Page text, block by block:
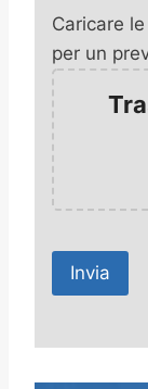
Caricare
per un
A